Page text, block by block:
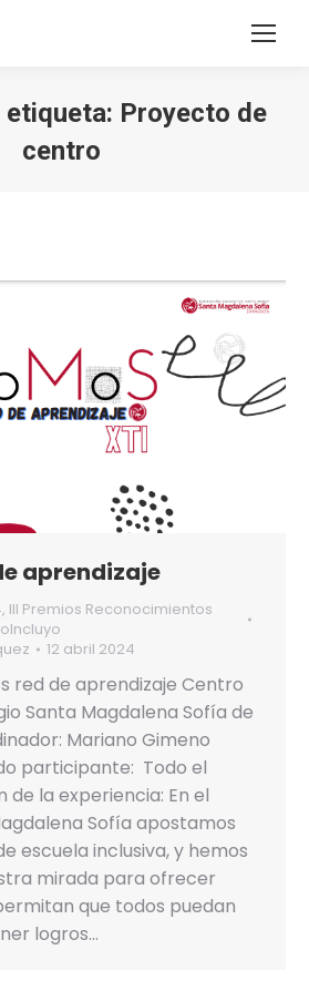
Proyecto de
centro
aprendizaje
, III Premios Reconocimientos
12 abril 2024
red de aprendizaje Centro
Santa Magdalena Sofía de
Mariano Gimeno
participante: Todo el
de la experiencia: En el
Sofía apostamos
escuela inclusiva, y hemos
mirada para ofrecer
que todos puedan
logros…